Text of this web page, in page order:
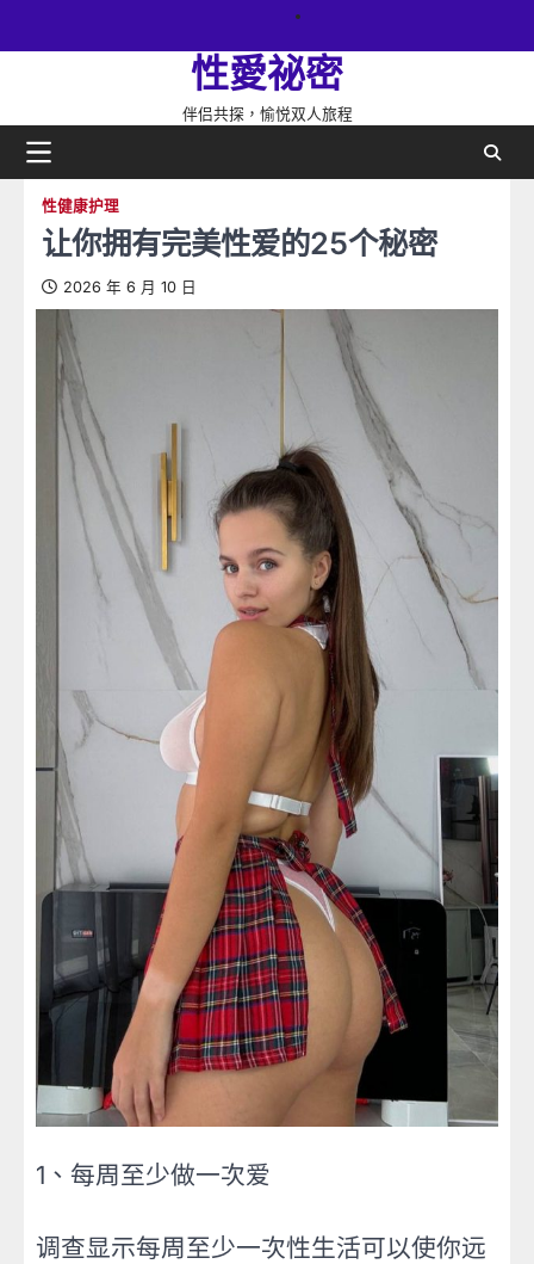
網
性愛祕密
伴侣共探，愉悦双人旅程
性健康护理
让你拥有完美性爱的25个秘密
2026 年 6 月 10 日
1、每周至少做一次爱
调查显示每周至少一次性生活可以使你远